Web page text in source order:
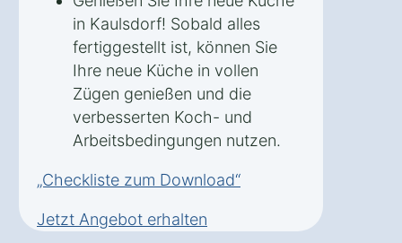
in Kaulsdorf! Sobald alles
fertiggestellt ist, können Sie
Ihre neue Küche in vollen
Zügen genießen und die
verbesserten Koch- und
Arbeitsbedingungen nutzen.
„Checkliste zum Download“
Jetzt Angebot erhalten